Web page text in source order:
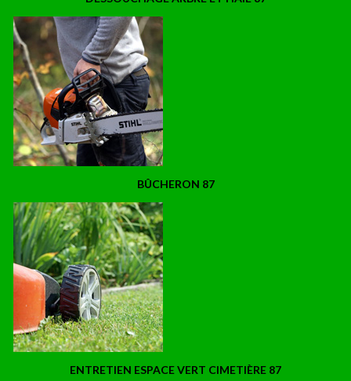
BÛCHERON 87
ENTRETIEN ESPACE VERT CIMETIÈRE 87